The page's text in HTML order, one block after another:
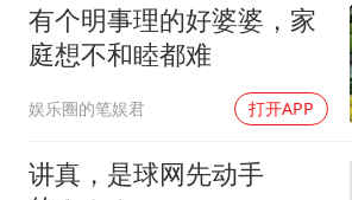
感觉全东北都
奋进开新局 实
有个明事理的好婆婆，家
庭想不和睦都难
娱乐圈的笔娱君 打开APP
讲真，是球网先动手